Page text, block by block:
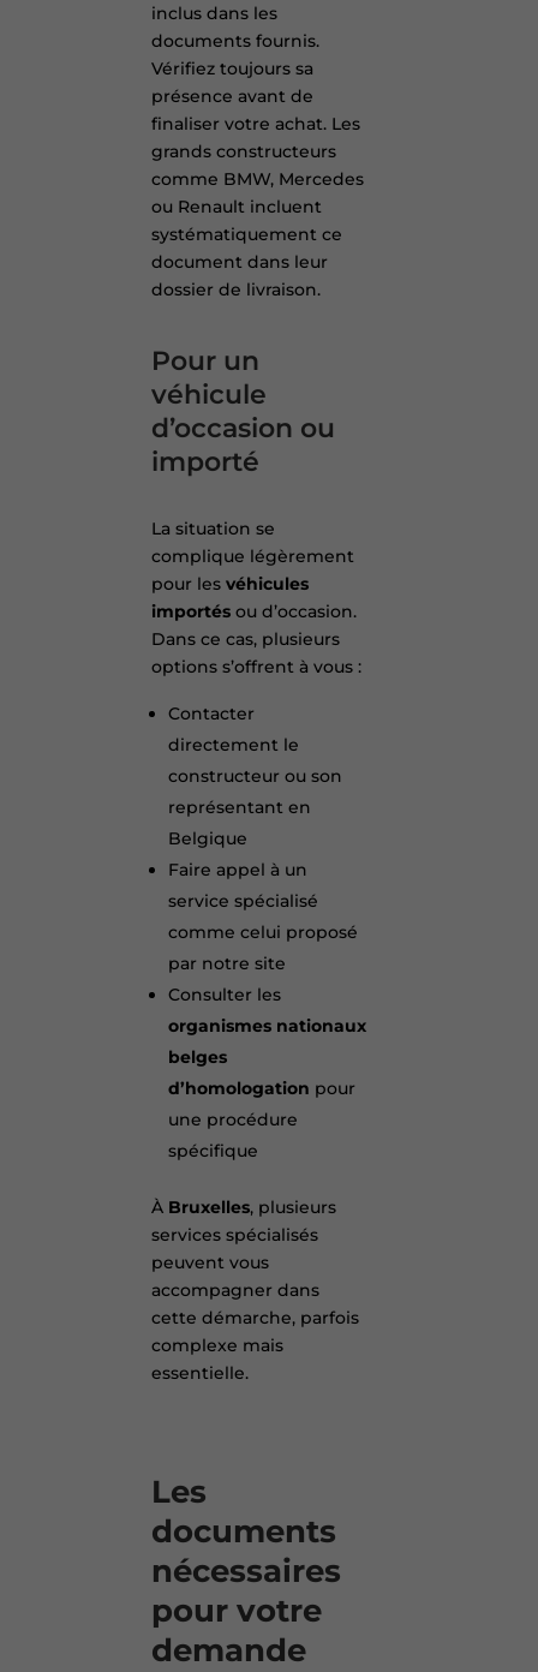
inclus dans les
documents fournis.
Vérifiez toujours sa
présence avant de
finaliser votre achat. Les
grands constructeurs
comme BMW, Mercedes
ou Renault incluent
systématiquement ce
document dans leur
dossier de livraison.
Pour un
véhicule
d’occasion ou
importé
La situation se
complique légèrement
pour lesvéhicules
importés ou d’occasion.
Dans ce cas, plusieurs
options s’offrent à vous :
Contacter
directement le
constructeur ou son
représentant en
Belgique
Faire appel à un
service spécialisé
comme celui proposé
par notre site
Consulter les
organismes nationaux
belges
d’homologation pour
une procédure
spécifique
À Bruxelles, plusieurs
services spécialisés
peuvent vous
accompagner dans
cette démarche, parfois
complexe mais
essentielle.
Les
documents
nécessaires
pour votre
demande